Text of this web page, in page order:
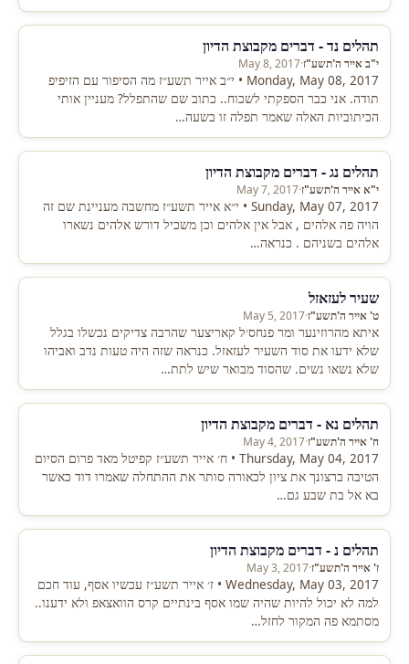
תהלים נד - דברים מקבוצת הדיון
י"ב אייר ה'תשע"ז·
May 8, 2017
Monday, May 08, 2017 • י״ב אייר תשע״ז מה הסיפור עם הזיפיפ
תודה. אני כבר הספקתי לשכוח.. כתוב שם שהתפלל? מעניין אותי
הכיתוביות האלה שאמר תפלה זו בשעה…
תהלים נג - דברים מקבוצת הדיון
י"א אייר ה'תשע"ז·
May 7, 2017
Sunday, May 07, 2017 • י״א אייר תשע״ז מחשבה מעניינת שם זה
הויה פה אלהים , אבל אין אלהים וכן משכיל דורש אלהים נשארו
אלהים בשניהם . כנראה…
שעיר לעזאזל
ט' אייר ה'תשע"ז·
May 5, 2017
איתא מהרוזינער ומר פנחס׳ל קאריצער שהרבה צדיקים נכשלו בגלל
שלא ידעו את סוד השעיר לעזאזל. כנראה שזה היה טעות נדב ואביהו
שלא נשאו נשים. שהסוד מבואר שיש לתת…
תהלים נא - דברים מקבוצת הדיון
ח' אייר ה'תשע"ז·
May 4, 2017
Thursday, May 04, 2017 • ח׳ אייר תשע״ז קפיטל מאד פרום הסיום
הטיבה ברצונך את ציון לכאורה סותר את ההתחלה שאמרו דוד כאשר
בא אל בת שבע גם…
תהלים נ - דברים מקבוצת הדיון
ז' אייר ה'תשע"ז·
May 3, 2017
Wednesday, May 03, 2017 • ז׳ אייר תשע״ז עכשיו אסף, עוד חכם
למה לא יכול להיות שהיה שמו אסף בינתיים קרס הוואצאפ ולא ידענו..
מסתמא פה המקור לחזל…